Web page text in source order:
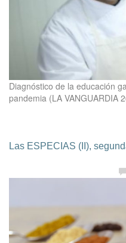
Diagnóstico de la educación
pandemia (LA VANGUARDIA
Las ESPECIAS (II),